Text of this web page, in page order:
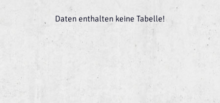
Daten enthalten keine Tabelle!